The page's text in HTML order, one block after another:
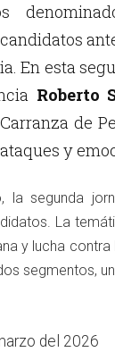
En esta
Roberto
de
y
la segunda
La
y lucha
segmentos,
del 2026